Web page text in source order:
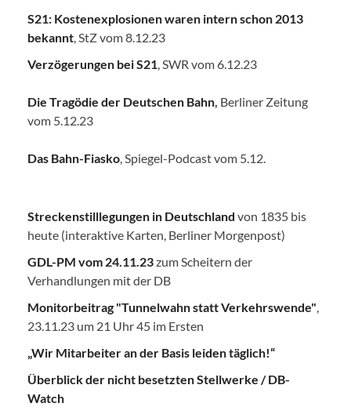
S21: Kostenexplosionen waren intern schon 2013
bekannt , StZ vom 8.12.23
Verzögerungen bei S21 , SWR vom 6.12.23
Die Tragödie der Deutschen Bahn Berliner Zeitung
vom 5.12.23
Das Bahn-Fiasko , Spiegel-Podcast vom 5.12.
Streckenstilllegungen in Deutschland von 1835 bis
heute (interaktive Karten, Berliner Morgenpost)
GDL-PM vom 24.11.23zum Scheitern der
Verhandlungen mit der DB
Monitorbeitrag "Tunnelwahn statt Verkehrswende"
23.11.23 um 21 Uhr 45 im Ersten
„Wir Mitarbeiter an der Basis leiden täglich!“
Überblick der nicht besetzten Stellwerke / DB-
Watch